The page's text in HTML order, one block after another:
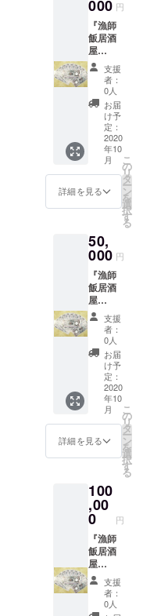
トカー
ドにて
お支払
い可能
です。
・有効
期限は
2020年
10月1日
～2021
年3月31
日とな
りま
す。 ・
購入
後、返
品また
との交
換など
お断り
してお
りま
す。 ・
ご購入
者様以
外へ譲
渡され
てもご
利用い
ただけ
ます。
す。
休業が
続く場
合もご
ざいま
すの
で、ご
利用店
舗の営
業状況
をご確
認お願
いいた
しま
す。 ・
飯居酒
屋
妹店
『加能
漁菜
SHION
』にて
ご利用
いただ
けま
す。 ・
お食事
券に対
して釣
銭は出
ませ
ん。予
承くだ
さい。
現金ま
たはク
レジッ
トカー
ドにて
お支払
い可能
です。
・有効
期限は
2020年
時間帯
を備考
欄にご
記載願
いま
す。な
お、お
届け時
間帯は
下記7つ
の時間
帯から1
つご選
択くだ
【午前
中（8時
【12時
～14
時】
【14時
～16
時】
【16時
～18
時】
【18時
～20
時】
【18時
～21
時】
～21
時】 ※
時に添
えない
場合
は、店
舗より
ご連絡
させて
いただ
きま
す。 ※
と閉じ
込めた
逸品で
す。お
刺身で
お召し
上がり
いただ
けま
す。 ◆
能登牡
蠣の半
斗缶
（約40
～50
個）◆
な環境
で育っ
た、ミ
ネラル
たっぷ
りで癖
のない
濃厚な
味が魅
力的な
地元産
の牡蠣
です。
焼きや
蒸しで
上がり
いただ
自宅で
のお食
事や
BBQな
どでぜ
ひどう
ぞ。※写
真はイ
メージ
です。
いたし
ます。
◆北陸
の海で
獲れた
魚介の
昆布締
めセッ
ト◆ 内
容は車
だい、
上さわ
ら、甘
えび、
天然ひ
ます。
昆布の
旨味を
素材に
ぎゅっ
と閉じ
込めた
逸品で
す。お
刺身で
お召し
上がり
いただ
けま
す。 ◆
能登牡
蠣の半
個）◆
能登半
島の自
然豊か
な環境
で育っ
た、ミ
ネラル
たっぷ
りで癖
000 円
『漁師
飯居酒
屋
GOEN
』、姉
妹店
『加能
漁菜
SHION
』にて
ご利用
いただ
けるお
食事券
【36,00
0円分】
6,000円
分お得
にお食
事いた
だけま
す。
【ご利
用時に
おける
注意事
項】 ・
額面
1,000円
分を36
枚送ら
せてい
ただき
き次第
ご利用
いただ
けま
す。 ・
ご利用
の際
は、必
ず事前
にご予
支援
者：
0人
お届
け予
定：
2020
年10
月
詳細を見る
こ
の
リ
タ
ー
ン
を
選
択
す
る
50,
000 円
『漁師
飯居酒
屋
GOEN
』、姉
妹店
『加能
漁菜
SHION
』にて
ご利用
いただ
けるお
食事券
【60,00
0円分】
10,000
円分お
得にお
食事い
ただけ
ます。
【ご利
用時に
おける
注意事
支援
者：
0人
お届
け予
定：
2020
年10
月
詳細を見る
こ
の
リ
タ
ー
ン
を
選
択
す
る
100
,00
0 円
『漁師
飯居酒
屋
GOEN
』、姉
妹店
支援
者：
0人